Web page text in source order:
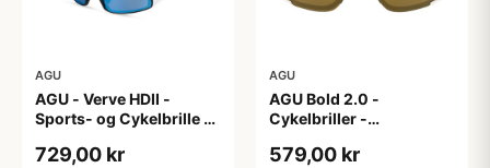
AGU
AGU - Verve HDII -
Sports- og Cykelbrille -
Sort/Gul
729,00 kr
AGU
AGU Bold 2.0 -
Cykelbriller -
579,00 kr